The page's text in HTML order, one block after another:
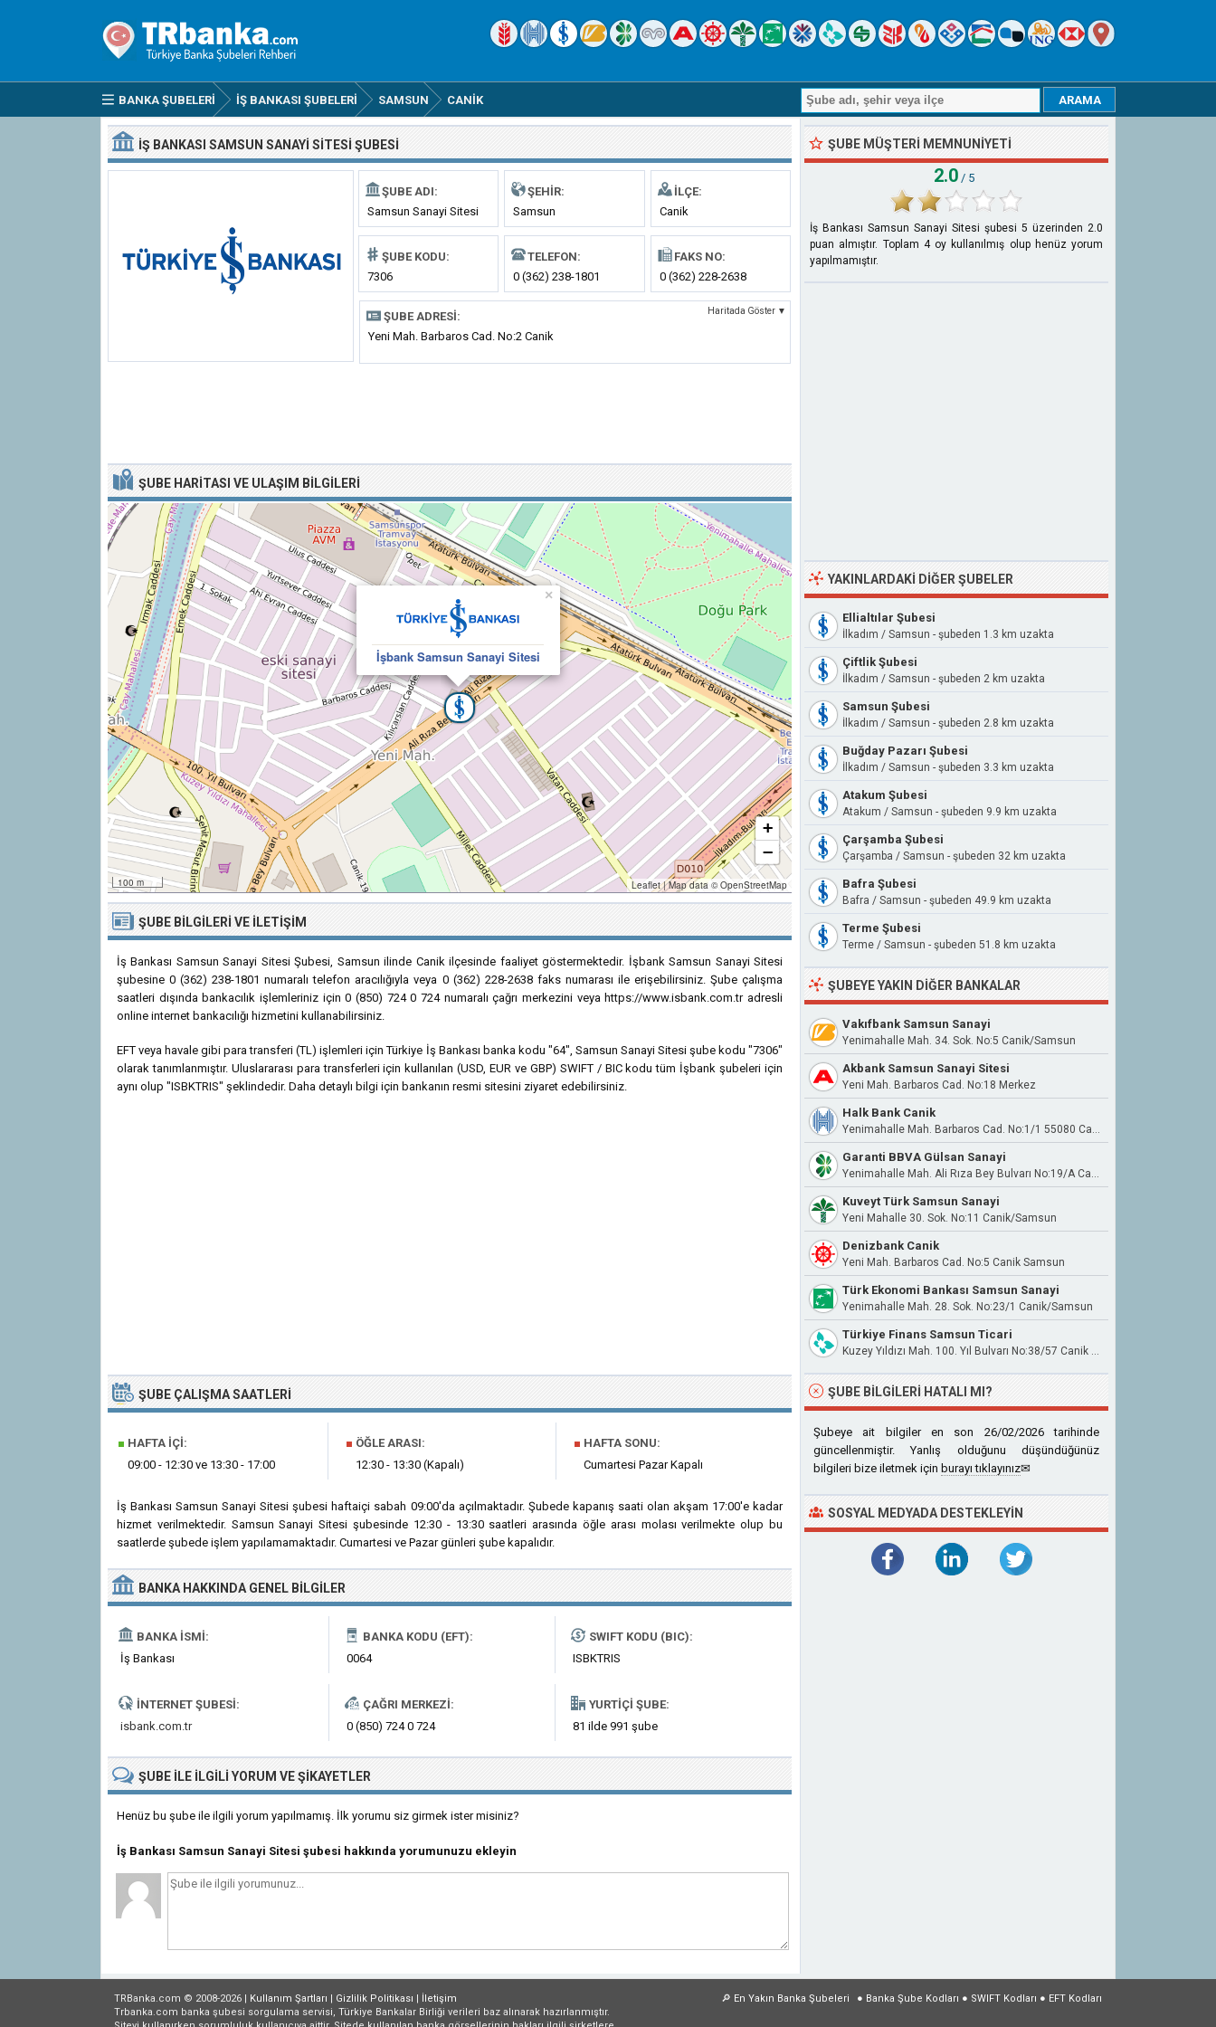
BANKA ŞUBELERI İŞ BANKASI ŞUBELERI SAMSUN CANIK
İŞ BANKASI SAMSUN SANAYI SITESI ŞUBESI
ŞUBE ADI:
Samsun Sanayi Sitesi
ŞEHIR:
Samsun
İLÇE:
Canik
ŞUBE KODU:
7306
TELEFON:
0 (362) 238-1801
FAKS NO:
0 (362) 228-2638
ŞUBE ADRESI: Haritada Göster ▼
Yeni Mah. Barbaros Cad. No:2 Canik
ŞUBE HARITASI VE ULAŞIM BILGILERI
İşbank Samsun Sanayi Sitesi
×
100 m
+
−
Leaflet |Map data ©OpenStreetMap
ŞUBE BILGILERI VE İLETIŞIM
İş Bankası Samsun Sanayi Sitesi Şubesi, Samsun ilinde Canik ilçesinde faaliyet göstermektedir. İşbank Samsun Sanayi Sitesi
şubesine 0 (362) 238-1801 numaralı telefon aracılığıyla veya 0 (362) 228-2638 faks numarası ile erişebilirsiniz. Şube çalışma
saatleri dışında bankacılık işlemleriniz için 0 (850) 724 0 724 numaralı çağrı merkezini veya https://www.isbank.com.tr adresli
online internet bankacılığı hizmetini kullanabilirsiniz.
EFT veya havale gibi para transferi (TL) işlemleri için Türkiye İş Bankası banka kodu "64", Samsun Sanayi Sitesi şube kodu "7306"
olarak tanımlanmıştır. Uluslararası para transferleri için kullanılan (USD, EUR ve GBP) SWIFT / BIC kodu tüm İşbank şubeleri için
aynı olup "ISBKTRIS" şeklindedir. Daha detaylı bilgi için bankanın resmi sitesini ziyaret edebilirsiniz.
ŞUBE ÇALIŞMA SAATLERI
■ HAFTA İÇI:
09:00 - 12:30 ve 13:30 - 17:00
■ ÖĞLE ARASI:
12:30 - 13:30 (Kapalı)
■ HAFTA SONU:
Cumartesi Pazar Kapalı
İş Bankası Samsun Sanayi Sitesi şubesi haftaiçi sabah 09:00'da açılmaktadır. Şubede kapanış saati olan akşam 17:00'e kadar
hizmet verilmektedir. Samsun Sanayi Sitesi şubesinde 12:30 - 13:30 saatleri arasında öğle arası molası verilmekte olup bu
saatlerde şubede işlem yapılamamaktadır. Cumartesi ve Pazar günleri şube kapalıdır.
BANKA HAKKINDA GENEL BILGILER
BANKA İSMI:
İş Bankası
BANKA KODU (EFT):
0064
SWIFT KODU (BIC):
ISBKTRIS
İNTERNET ŞUBESI:
isbank.com.tr
ÇAĞRI MERKEZI:
0 (850) 724 0 724
YURTIÇI ŞUBE:
81 ilde 991 şube
ŞUBE ILE İLGILIYORUM VE ŞIKAYETLER
Henüz bu şube ile ilgili yorum yapılmamış. İlk yorumu siz girmek ister misiniz?
İş Bankası Samsun Sanayi Sitesi şubesi hakkında yorumunuzu ekleyin
ŞUBE MÜŞTERI MEMNUNIYETI
2.0 / 5
İş Bankası Samsun Sanayi Sitesi şubesi 5 üzerinden 2.0
puan almıştır. Toplam 4oy kullanılmış olup henüz yorum
yapılmamıştır.
YAKINLARDAKI DIĞER ŞUBELER
Ellialtılar Şubesi
İlkadım / Samsun - şubeden 1.3 km uzakta
Çiftlik Şubesi
İlkadım / Samsun - şubeden 2 km uzakta
Samsun Şubesi
İlkadım / Samsun - şubeden 2.8 km uzakta
Buğday Pazarı Şubesi
İlkadım / Samsun - şubeden 3.3 km uzakta
Atakum Şubesi
Atakum / Samsun - şubeden 9.9 km uzakta
Çarşamba Şubesi
Çarşamba / Samsun - şubeden 32 km uzakta
Bafra Şubesi
Bafra / Samsun - şubeden 49.9 km uzakta
Terme Şubesi
Terme / Samsun - şubeden 51.8 km uzakta
ŞUBEYE YAKIN DIĞER BANKALAR
Vakıfbank Samsun Sanayi
Yenimahalle Mah. 34. Sok. No:5 Canik/Samsun
Akbank Samsun Sanayi Sitesi
Yeni Mah. Barbaros Cad. No:18 Merkez
Halk Bank Canik
Yenimahalle Mah. Barbaros Cad. No:1/1 55080 Canik
Garanti BBVA Gülsan Sanayi
Yenimahalle Mah. Ali Rıza Bey Bulvarı No:19/A Canik / Samsun
Kuveyt Türk Samsun Sanayi
Yeni Mahalle 30. Sok. No:11 Canik/Samsun
Denizbank Canik
Yeni Mah. Barbaros Cad. No:5 Canik Samsun
Türk Ekonomi Bankası Samsun Sanayi
Yenimahalle Mah. 28. Sok. No:23/1 Canik/Samsun
Türkiye Finans Samsun Ticari
Kuzey Yıldızı Mah. 100. Yıl Bulvarı No:38/57 Canik Samsun
ŞUBE BILGILERI HATALI MI?
Şubeye ait bilgiler en son 26/02/2026 tarihinde
güncellenmiştir. Yanlış olduğunu düşündüğünüz
bilgileri bize iletmek için burayı tıklayınız✉
SOSYAL MEDYADA DESTEKLEYIN
● Banka Şube Kodları ● SWIFT Kodları ● EFT Kodları
🔎 En Yakın Banka Şubeleri
TRBanka.com © 2008-2026 | Kullanım Şartları | Gizlilik Politikası | İletişim
Trbanka.com banka şubesi sorgulama servisi, Türkiye Bankalar Birliği verileri baz alınarak hazırlanmıştır.